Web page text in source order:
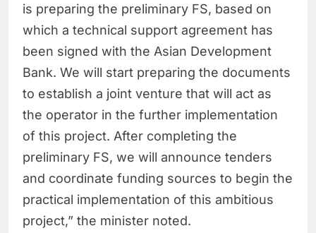
is preparing the preliminary FS, based on
which a technical support agreement has
been signed with the Asian Development
Bank. We will start preparing the documents
to establish a joint venture that will act as
the operator in the further implementation
of this project. After completing the
preliminary FS, we will announce tenders
and coordinate funding sources to begin the
practical implementation of this ambitious
project,” the minister noted.